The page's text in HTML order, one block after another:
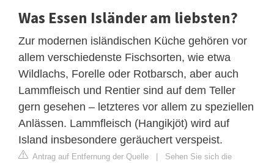
Was Essen Isländer am liebsten?
Zur modernen isländischen Küche gehören vor
allem verschiedenste Fischsorten, wie etwa
Wildlachs, Forelle oder Rotbarsch, aber auch
Lammfleisch und Rentier sind auf dem Teller
gern gesehen – letzteres vor allem zu speziellen
Anlässen. Lammfleisch (Hangikjöt) wird auf
Island insbesondere geräuchert verspeist.
Antrag auf Entfernung der Quelle
Sehen Sie sich die